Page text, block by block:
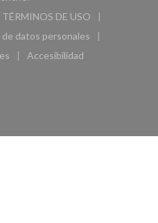
nueva ventana))
TÉRMINOS DE USO
((abre en una nueva
datos personales
((abre en una nueva ventana))
en una nueva ventana))
Accesibilidad